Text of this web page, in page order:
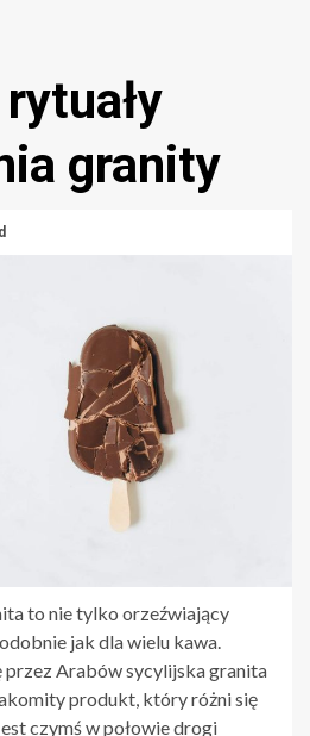
granity
to nie tylko orzeźwiający
jak dla wielu kawa.
przez Arabów sycylijska granita
produkt, który różni się
czymś w połowie drogi